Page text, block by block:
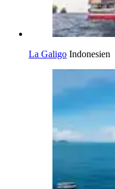
La Galigo Indonesien